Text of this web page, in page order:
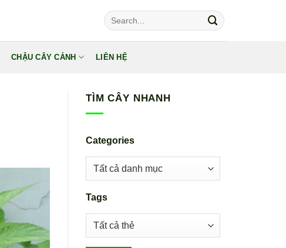
Tìm
kiếm:
CHẬU CÂY CẢNH LIÊN HỆ
TÌM CÂY NHANH
Categories
Tags